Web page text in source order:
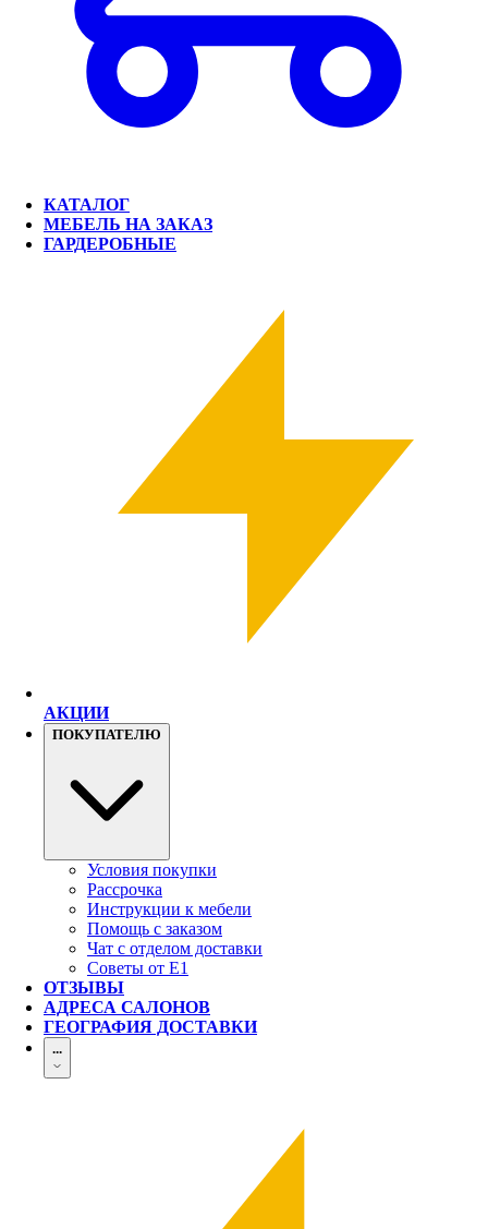
КАТАЛОГ
МЕБЕЛЬ НА ЗАКАЗ
ГАРДЕРОБНЫЕ
АКЦИИ
ПОКУПАТЕЛЮ
Условия покупки
Рассрочка
Инструкции к мебели
Помощь с заказом
Чат с отделом доставки
Советы от Е1
ОТЗЫВЫ
АДРЕСА САЛОНОВ
ГЕОГРАФИЯ ДОСТАВКИ
...